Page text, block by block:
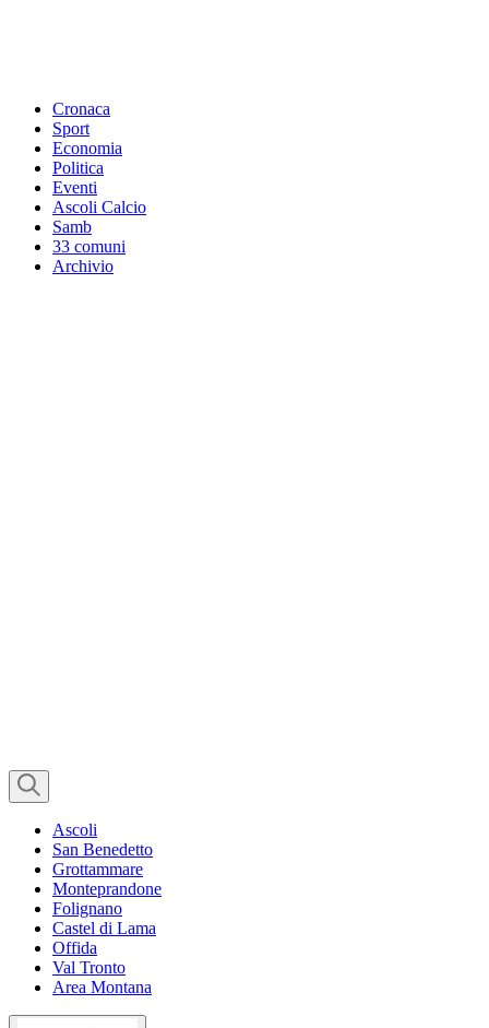
Cronaca
Sport
Economia
Politica
Eventi
Ascoli Calcio
Samb
33 comuni
Archivio
Ascoli
San Benedetto
Grottammare
Monteprandone
Folignano
Castel di Lama
Offida
Val Tronto
Area Montana